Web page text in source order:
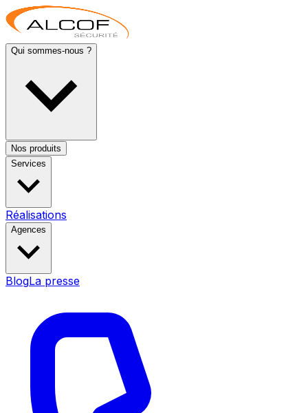
Qui sommes-nous ?
Nos produits
Services
Réalisations
Agences
BlogLa presse